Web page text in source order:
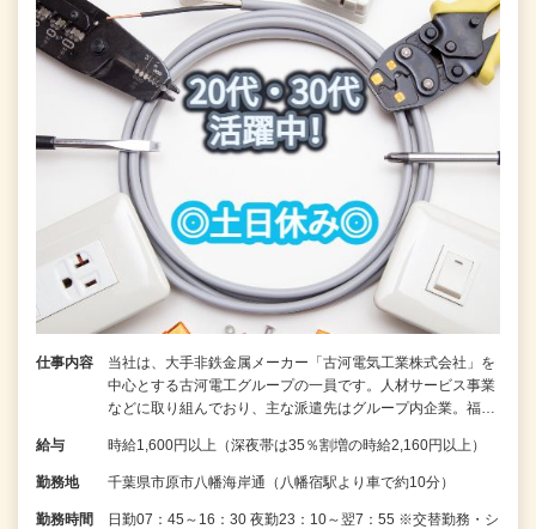
仕事内容
当社は、大手非鉄金属メーカー「古河電気工業株式会社」を
中心とする古河電工グループの一員です。人材サービス事業
などに取り組んでおり、主な派遣先はグループ内企業。福…
給与 時給1,600円以上（深夜帯は35％割増の時給2,160円以上）
勤務地 千葉県市原市八幡海岸通（八幡宿駅より車で約10分）
勤務時間
日勤07：45～16：30 夜勤23：10～翌7：55 ※交替勤務・シ